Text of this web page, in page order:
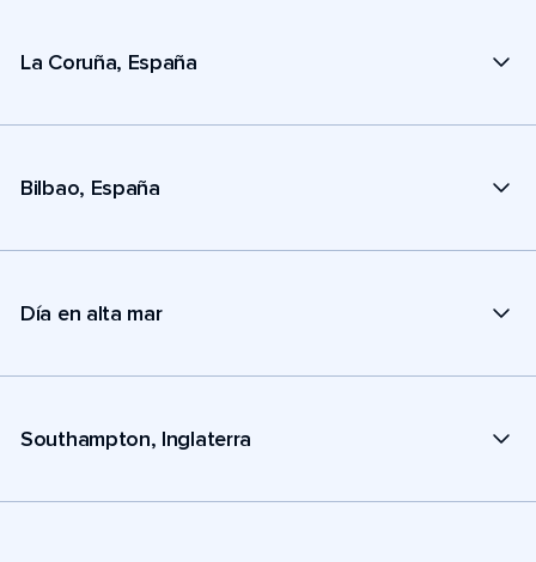
La Coruña, España
Bilbao, España
Día en alta mar
Southampton, Inglaterra